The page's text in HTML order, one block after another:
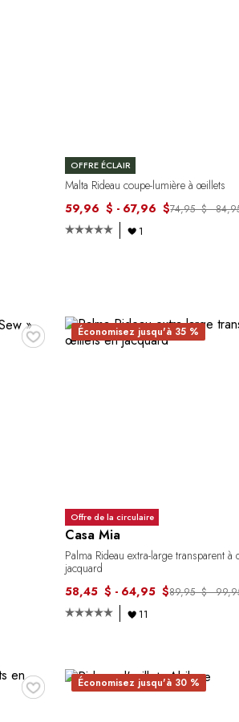
OFFRE ÉCLAIR
Malta Rideau coupe-lumière à œillets
59,96 $ - 67,96 $74,95 $ -
1
♥ Économisez jusqu'à 35 %
Offre de la circulaire
Casa Mia
Palma Rideau extra-large transparent
jacquard
58,45 $ - 64,95 $89,95 $ -
11
♥ Économisez jusqu'à 30 %